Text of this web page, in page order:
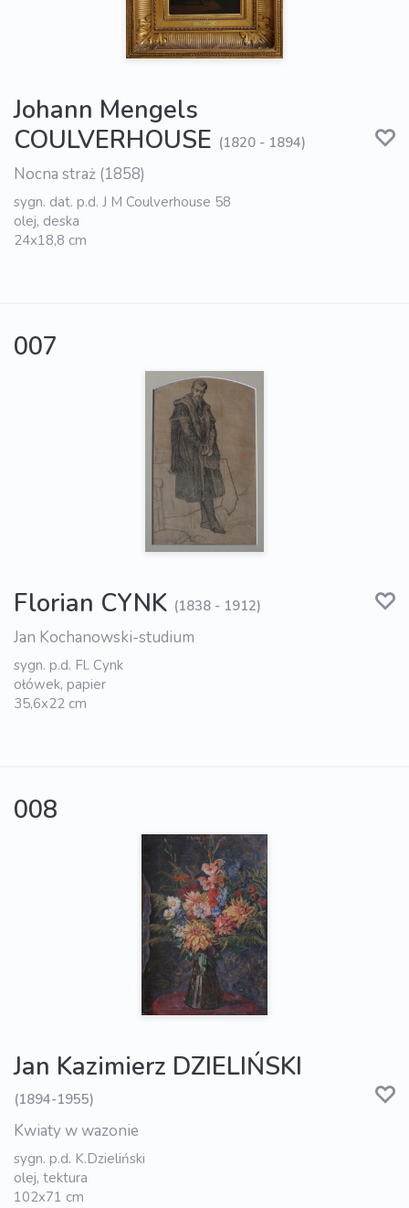
Johann Mengels
COULVERHOUSE (1820 - 1894)
Nocna straż (1858)
sygn. dat. p.d. J M Coulverhouse 58
olej, deska
24x18,8 cm
007
Florian CYNK (1838 - 1912)
Jan Kochanowski-studium
sygn. p.d. Fl. Cynk
ołówek, papier
35,6x22 cm
008
Jan Kazimierz DZIELIŃSKI
(1894-1955)
Kwiaty w wazonie
sygn. p.d. K.Dzieliński
olej, tektura
102x71 cm